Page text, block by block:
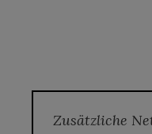
Zusätzliche